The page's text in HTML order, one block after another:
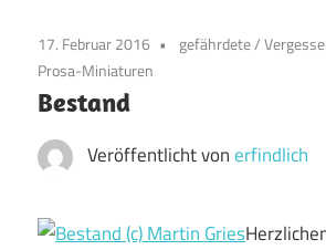
17. Februar 2016 gefährdete/
Prosa-Miniaturen
Bestand
Veröffentlicht vonerfindlich